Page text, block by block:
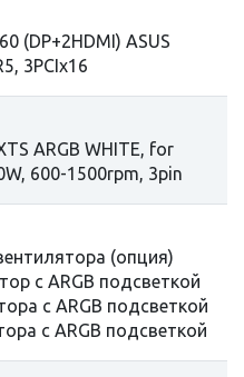
(DP+2HDMI) ASUS
3PCIx16
ARGB WHITE, for
600-1500rpm, 3pin
(опция)
с ARGB подсветкой
с ARGB подсветкой
с ARGB подсветкой